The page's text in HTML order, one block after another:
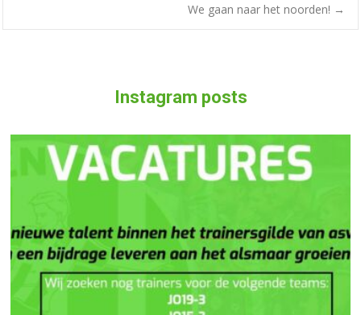
We gaan naar het noorden! →
Instagram posts